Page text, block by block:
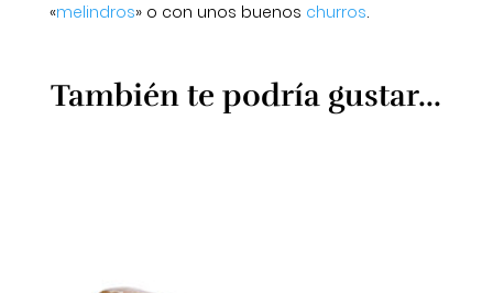
«melindros» o con unos buenos churros.
También te podría gustar...